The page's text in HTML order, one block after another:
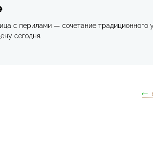
с перилами — сочетание
сегодня.